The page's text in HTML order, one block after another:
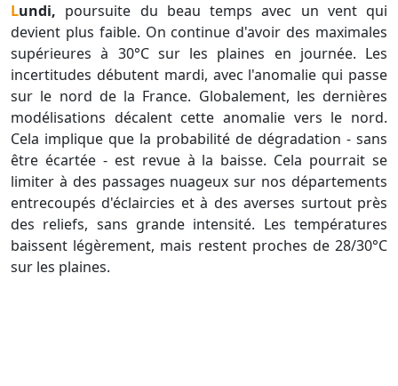
Lundi, poursuite du beau temps avec un vent qui
devient plus faible. On continue d'avoir des maximales
supérieures à 30°C sur les plaines en journée. Les
incertitudes débutent mardi, avec l'anomalie qui passe
sur le nord de la France. Globalement, les dernières
modélisations décalent cette anomalie vers le nord.
Cela implique que la probabilité de dégradation - sans
être écartée - est revue à la baisse. Cela pourrait se
limiter à des passages nuageux sur nos départements
entrecoupés d'éclaircies et à des averses surtout près
des reliefs, sans grande intensité. Les températures
baissent légèrement, mais restent proches de 28/30°C
sur les plaines.